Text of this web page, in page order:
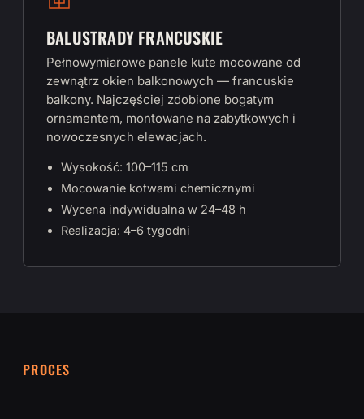
BALUSTRADY FRANCUSKIE
Pełnowymiarowe panele kute mocowane od
zewnątrz okien balkonowych — francuskie
balkony. Najczęściej zdobione bogatym
ornamentem, montowane na zabytkowych i
nowoczesnych elewacjach.
Wysokość: 100–115 cm
Mocowanie kotwami chemicznymi
Wycena indywidualna w 24–48 h
Realizacja: 4–6 tygodni
PROCES